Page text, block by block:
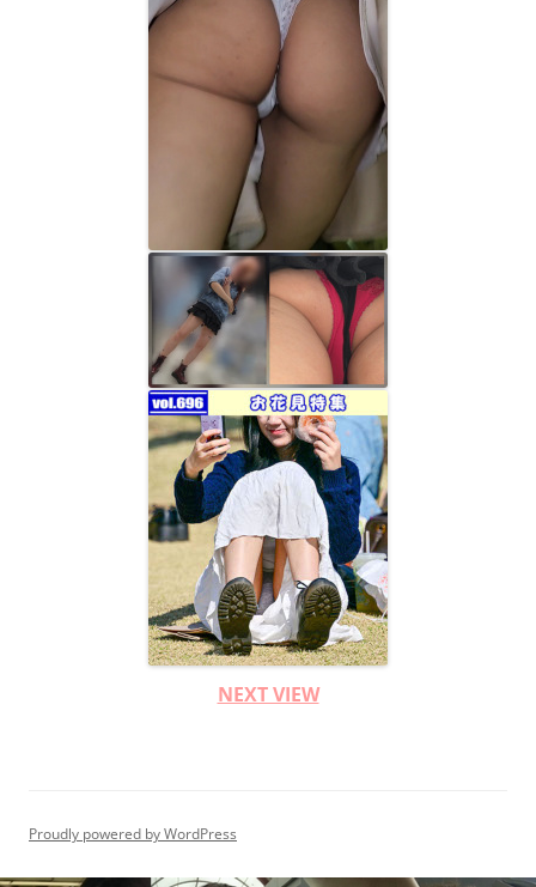
NEXT VIEW
Proudly powered by WordPress